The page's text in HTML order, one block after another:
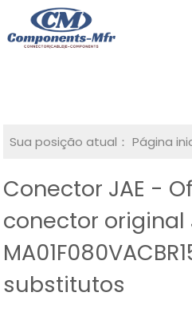
Sua posição atual： Página
Conector JAE -
conector original
substitutos